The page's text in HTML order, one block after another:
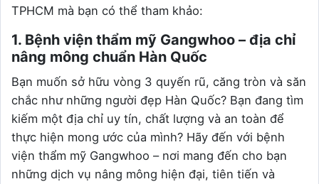
TPHCM mà bạn có thể tham khảo:
1. Bệnh viện thẩm mỹ Gangwhoo – địa chỉ
nâng mông chuẩn Hàn Quốc
Bạn muốn sở hữu vòng 3 quyến rũ, căng tròn và săn
chắc như những người đẹp Hàn Quốc? Bạn đang tìm
kiếm một địa chỉ uy tín, chất lượng và an toàn để
thực hiện mong ước của mình? Hãy đến với bệnh
viện thẩm mỹ Gangwhoo – nơi mang đến cho bạn
những dịch vụ nâng mông hiện đại, tiên tiến và